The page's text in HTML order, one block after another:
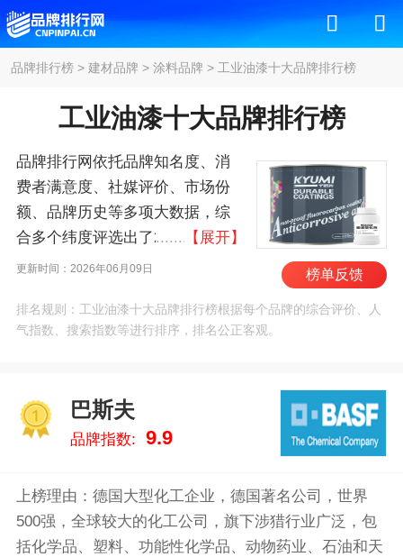
品牌排行榜> 建材品牌 > 涂料品牌 > 工业油漆十大品牌排行榜
工业油漆十大品牌排行榜
品牌排行网依托品牌知名度、消
费者满意度、社媒评价、市场份
额、品牌历史等多项大数据，综
合多个纬度评选出了2026年工业
油漆十大品牌排行榜，其中前十
伟/SherwinWilliams、立
邦/NIPPON、大师漆/PPG、阿克
漆/Tikkurila、海虹老人/HEMPEL
。我们致力于用最真实的数据告
参考。
【展开】
更新时间：2026年06月09日 榜单反馈
排名规则：工业油漆十大品牌排行榜根据每个品牌的综合评价、人
气指数、搜索指数等进行排序，排名公正客观。
巴斯夫
品牌指数: 9.9
上榜理由：德国大型化工企业，德国著名公司，世界
500强，全球较大的化工公司，旗下涉猎行业广泛，包
括化学品、塑料、功能性化学品、动物药业、石油和天